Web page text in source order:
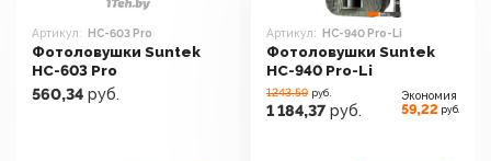
Артикул: HC-603 Pro
Фотоловушки Suntek
HC-603 Pro
560,34 руб.
Артикул: HC-940 Pro-Li
Фотоловушки Suntek
HC-940 Pro-Li
1243.59 руб.
1 184,37 руб.
Экономия
59,22 руб.